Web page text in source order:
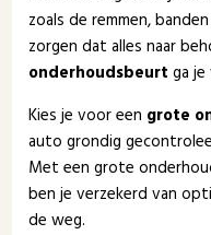
zoals de remmen,
zorgen dat alles naar
onderhoudsbeurt ga
Kies je voor een grote
auto grondig
Met een grote
ben je verzekerd van
de weg.